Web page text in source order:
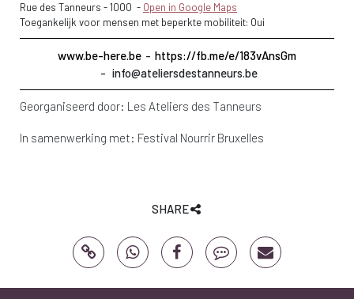
Rue des Tanneurs -1000 - Open in Google Maps
Toegankelijk voor mensen met beperkte mobiliteit: Oui
www.be-here.be
https://fb.me/e/183vAnsGm
info@ateliersdestanneurs.be
Georganiseerd door: Les Ateliers des Tanneurs
In samenwerking met: Festival Nourrir Bruxelles
SHARE